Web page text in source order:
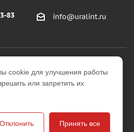
83 info@uralint.ru
"УралИнтерьер"
и отделочных
Версия для печати
cookie для улучшения работы
или запретить их
Отклонить Принять все